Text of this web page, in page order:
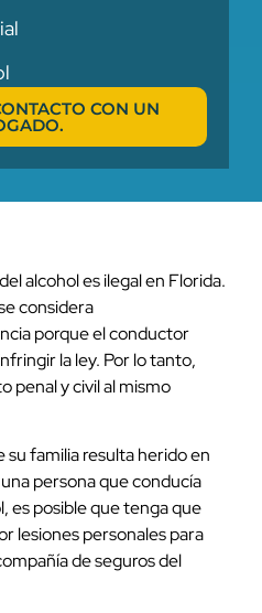
CON UN
alcohol es ilegal en Florida.
considera
porque el conductor
la ley. Por lo tanto,
penal y civil al mismo
familia resulta herido en
persona que conducía
es posible que tenga que
lesiones personales para
de seguros del